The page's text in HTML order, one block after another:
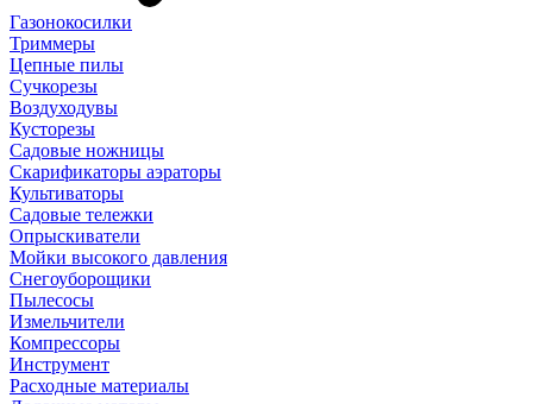
Газонокосилки
Триммеры
Цепные пилы
Cучкорезы
Воздуходувы
Кусторезы
Садовые ножницы
Скарификаторы аэраторы
Культиваторы
Садовые тележки
Опрыскиватели
Мойки высокого давления
Снегоуборощики
Пылесосы
Измельчители
Компрессоры
Инструмент
Расходные материалы